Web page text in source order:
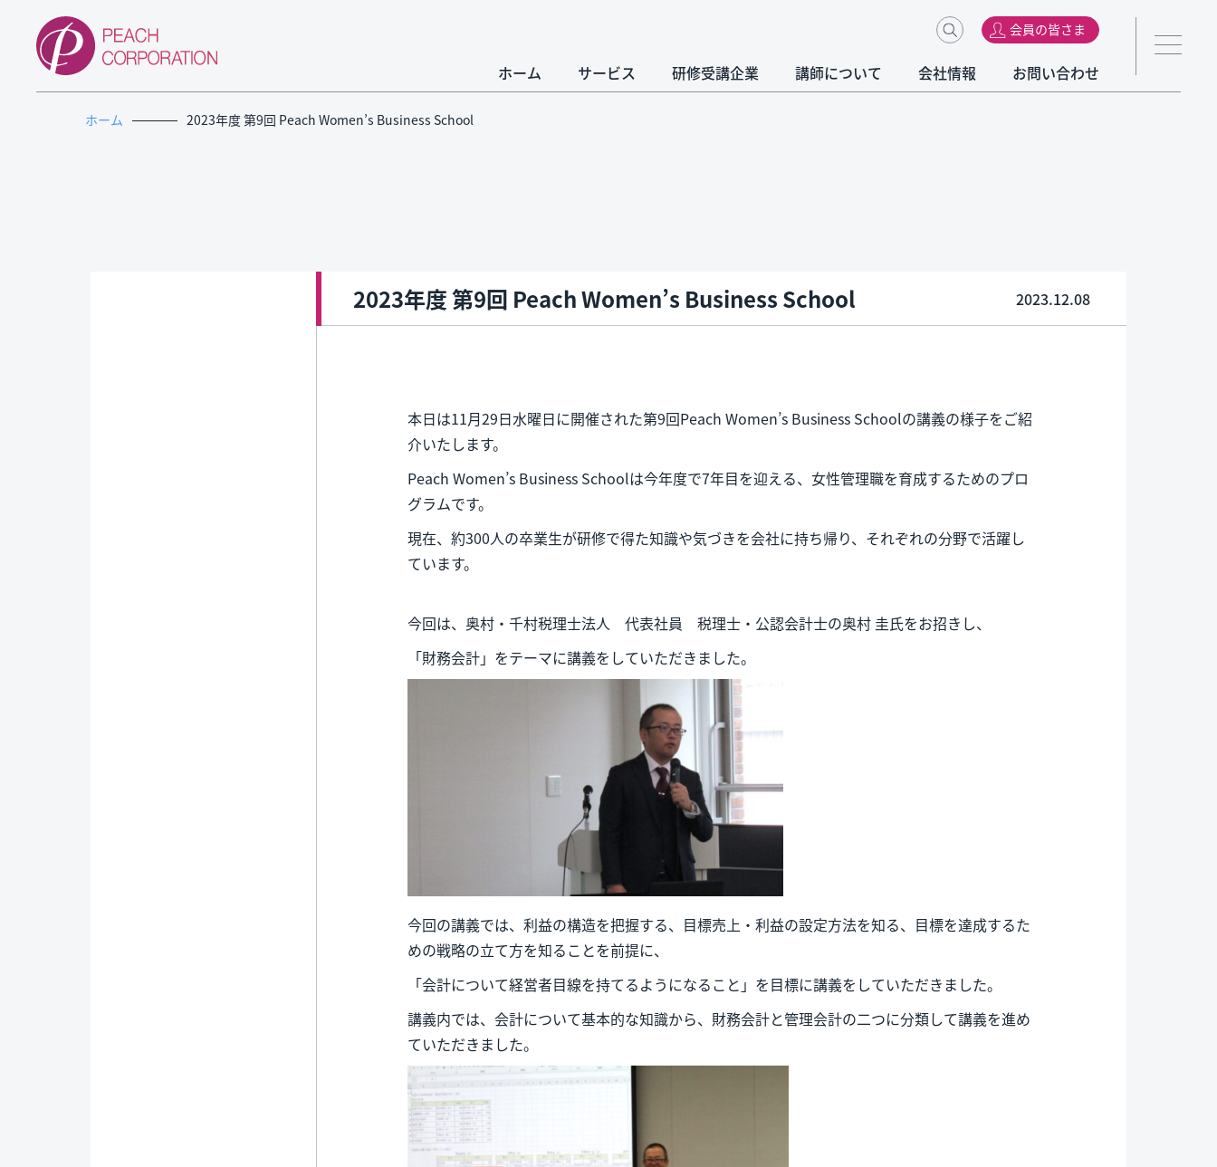
会員の皆さま
ホーム サービス 研修受講企業 講師について 会社情報 お問い合わせ
ホーム 2023年度 第9回 Peach Women’s Business School
2023年度 第9回 Peach Women’s Business School 2023.12.08
本日は11月29日水曜日に開催された第9回Peach Women’s Business Schoolの講義の様子をご紹
介いたします。
Peach Women’s Business Schoolは今年度で7年目を迎える、女性管理職を育成するためのプロ
グラムです。
現在、約300人の卒業生が研修で得た知識や気づきを会社に持ち帰り、それぞれの分野で活躍し
ています。
今回は、奥村・千村税理士法人 代表社員 税理士・公認会計士の奥村 圭氏をお招きし、
「財務会計」をテーマに講義をしていただきました。
今回の講義では、利益の構造を把握する、目標売上・利益の設定方法を知る、目標を達成するた
めの戦略の立て方を知ることを前提に、
「会計について経営者目線を持てるようになること」を目標に講義をしていただきました。
講義内では、会計について基本的な知識から、財務会計と管理会計の二つに分類して講義を進め
ていただきました。